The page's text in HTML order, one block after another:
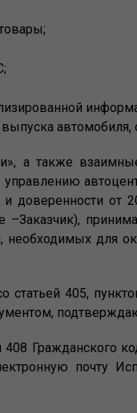
выпуска
а также
управлению
доверенности от
–Заказчик),
для
статьей 405,
408 Гражданского
почту